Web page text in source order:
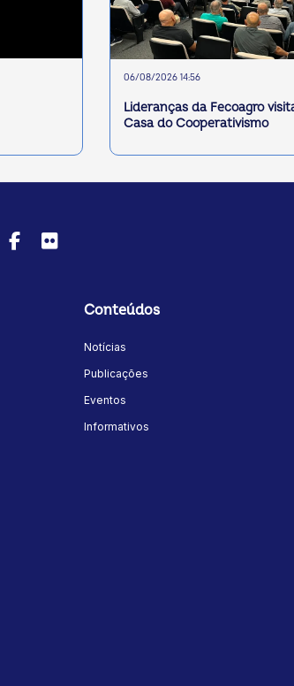
06/08/2026 14:56
Lideranças da Fecoagro
Casa do Cooperativismo
X
Facebook
Flickr
Conteúdos
Notícias
Publicações
Eventos
Informativos